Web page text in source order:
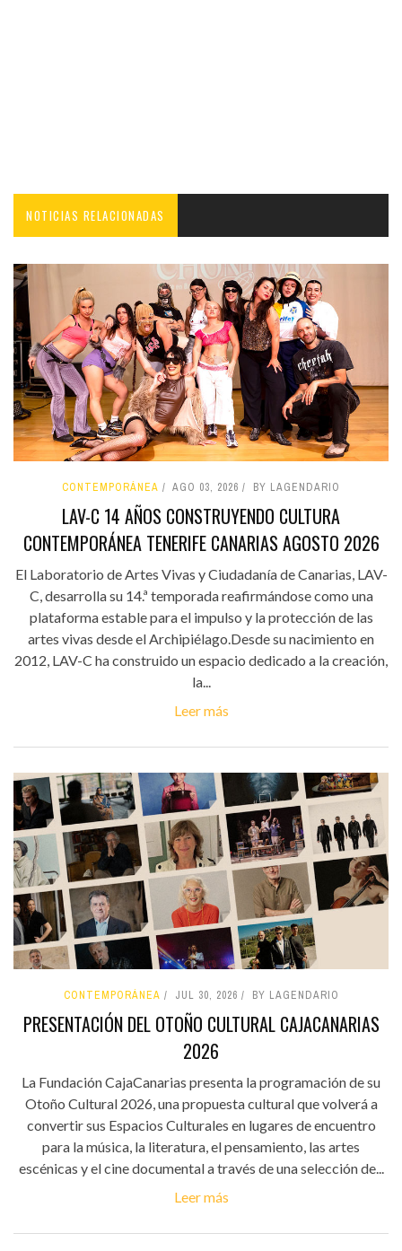
NOTICIAS RELACIONADAS
CONTEMPORÁNEA AGO 03, 2026 BY LAGENDARIO
LAV-C 14 AÑOS CONSTRUYENDO CULTURA
CONTEMPORÁNEA TENERIFE CANARIAS AGOSTO 2026
El Laboratorio de Artes Vivas y Ciudadanía de Canarias, LAV-
C, desarrolla su 14.ª temporada reafirmándose como una
plataforma estable para el impulso y la protección de las
artes vivas desde el Archipiélago.Desde su nacimiento en
2012, LAV-C ha construido un espacio dedicado a la creación,
la...
Leer más
CONTEMPORÁNEA JUL 30, 2026 BY LAGENDARIO
PRESENTACIÓN DEL OTOÑO CULTURAL CAJACANARIAS
2026
La Fundación CajaCanarias presenta la programación de su
Otoño Cultural 2026, una propuesta cultural que volverá a
convertir sus Espacios Culturales en lugares de encuentro
para la música, la literatura, el pensamiento, las artes
escénicas y el cine documental a través de una selección de...
Leer más